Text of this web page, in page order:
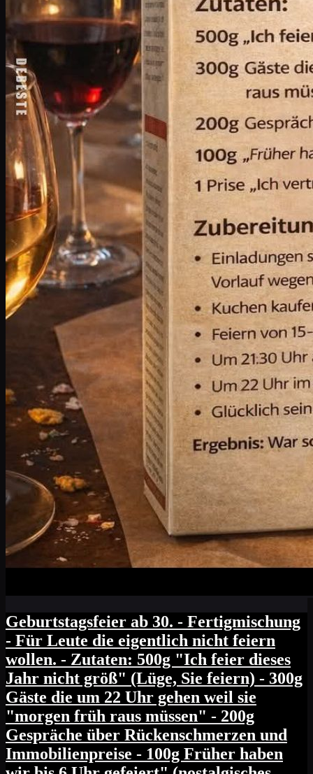
Geburtstagsfeier ab 30. - Fertigmischung
- Für Leute die eigentlich nicht feiern
wollen. - Zutaten: 500g "Ich feier dieses
Jahr nicht größ" (Lüge, Sie feiern) - 300g
Gäste die um 22 Uhr gehen weil sie
"morgen früh raus müssen" - 200g
Gespräche über Rückenschmerzen und
Immobilienpreise - 100g Früher haben